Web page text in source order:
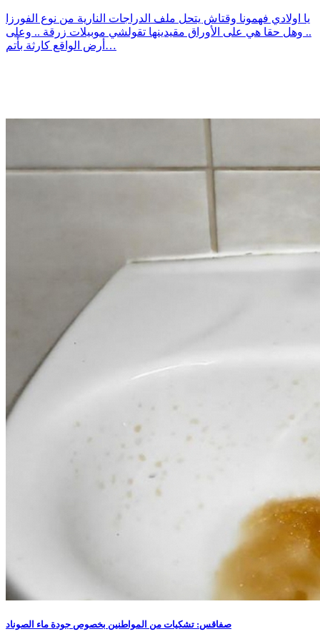
يا اولادي فهمونا وقتاش يتحل ملف الدراجات النارية من نوع الفورزا
.. وهل حقا هي على الأوراق مقيدينها تقولشي موبيلات زرقة .. وعلى
أرض الواقع كارثة بأتم…
صفاقس: تشكيات من المواطنين بخصوص جودة ماء الصوناد